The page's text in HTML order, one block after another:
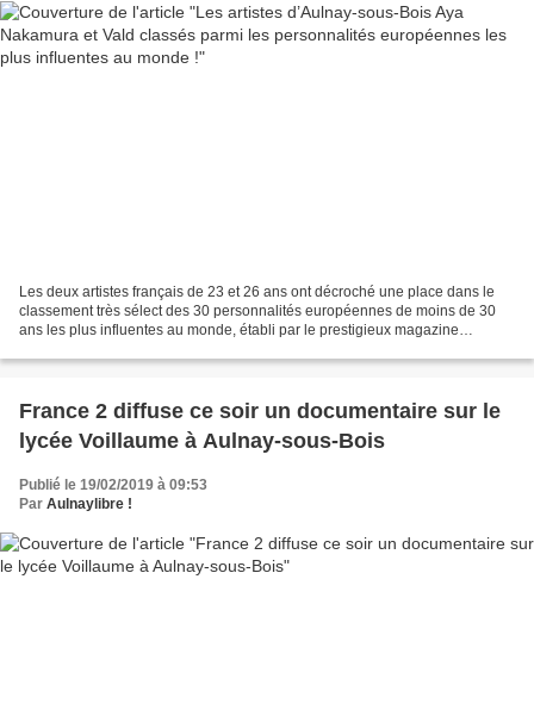
Les deux artistes français de 23 et 26 ans ont décroché une place dans le
classement très sélect des 30 personnalités européennes de moins de 30
ans les plus influentes au monde, établi par le prestigieux magazine
France 2 diffuse ce soir un documentaire sur le
lycée Voillaume à Aulnay-sous-Bois
Publié le 19/02/2019 à 09:53
Par Aulnaylibre !